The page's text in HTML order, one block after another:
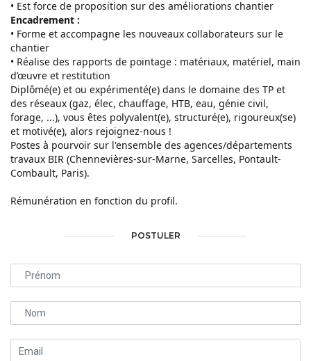
• Est force de proposition sur des améliorations chantier
Encadrement :
• Forme et accompagne les nouveaux collaborateurs sur le
chantier
• Réalise des rapports de pointage : matériaux, matériel, main
d’œuvre et restitution
Diplômé(e) et ou expérimenté(e) dans le domaine des TP et
des réseaux (gaz, élec, chauffage, HTB, eau, génie civil,
forage, ...), vous êtes polyvalent(e), structuré(e), rigoureux(se)
et motivé(e), alors rejoignez-nous !
Postes à pourvoir sur l'ensemble des agences/départements
travaux BIR (Chennevières-sur-Marne, Sarcelles, Pontault-
Combault, Paris).
Rémunération en fonction du profil.
POSTULER